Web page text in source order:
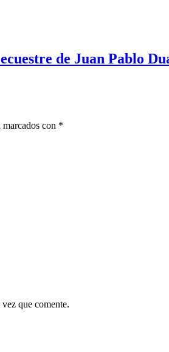
de Juan Pablo
con *
que comente.